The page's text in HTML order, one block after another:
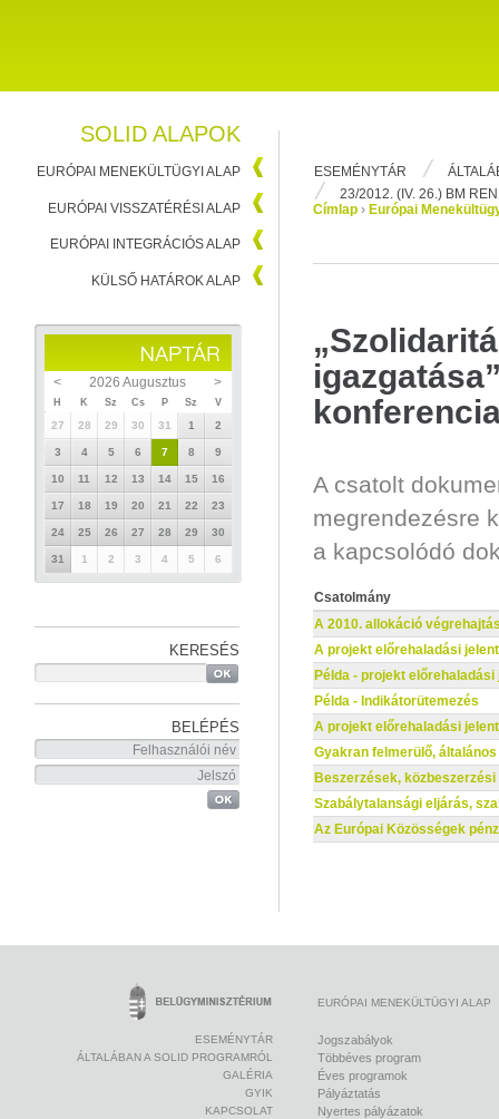
ESEMÉNYTÁR
23/2012. (IV. 26.) BM
SOLID ALAPOK
EURÓPAI MENEKÜLTÜGYI ALAP
EURÓPAI VISSZATÉRÉSI ALAP
EURÓPAI INTEGRÁCIÓS ALAP
KÜLSŐ HATÁROK ALAP
< 2026 Augusztus >
H K Sz Cs P Sz V
27 28 29 30 31 1 2
3 4 5 6 7 8 9
10 11 12 13 14 15 16
17 18 19 20 21 22 23
24 25 26 27 28 29 30
31 1 2 3 4 5 6
KERESÉS
BELÉPÉS
Címlap › Európai
A csatolt
megrendezésre
a kapcsolódó
Csatolmány
A 2010. allokáció
A projekt előrehaladási
Példa - projekt előrehaladási
Példa - Indikátorütemezés
A projekt előrehaladási
Gyakran felmerülő,
Beszerzések,
Szabálytalansági eljárás,
Az Európai Közösségek
ESEMÉNYTÁR
ÁLTALÁBAN A SOLID PROGRAMRÓL
GALÉRIA
GYIK
KAPCSOLAT
EURÓPAI MENEKÜLTÜGYI ALAP
Jogszabályok
Többéves program
Éves programok
Pályáztatás
Nyertes pályázatok